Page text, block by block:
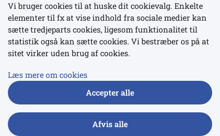
Links
Udgivelser
Tilgængelighedserklæring
Vi bruger cookies til at huske dit cookievalg. Enkelte
elementer til fx at vise indhold fra sociale medier kan
sætte tredjeparts cookies, ligesom funktionalitet til
statistik også kan sætte cookies. Vi bestræber os på at
sitet virker uden brug af cookies.
Læs mere om cookies
Accepter alle
Afvis alle